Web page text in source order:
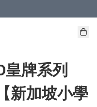
皇牌系列
新加坡小學